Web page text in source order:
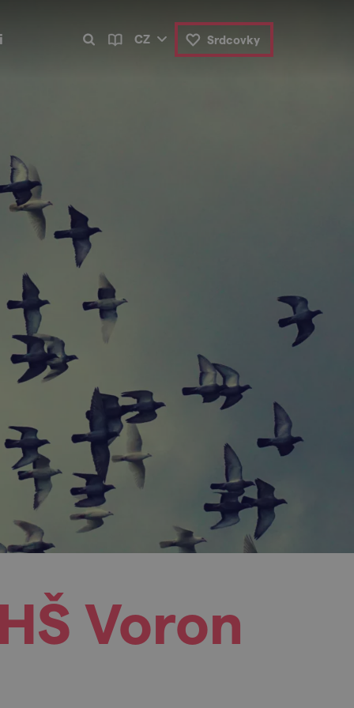
CZ Srdcovky
Voron